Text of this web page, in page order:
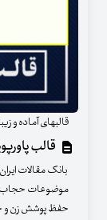
قالبهای آماده و
قالب
بانک مقالات ایران
موضوعات حجاب و
حفظ پوشش زن و